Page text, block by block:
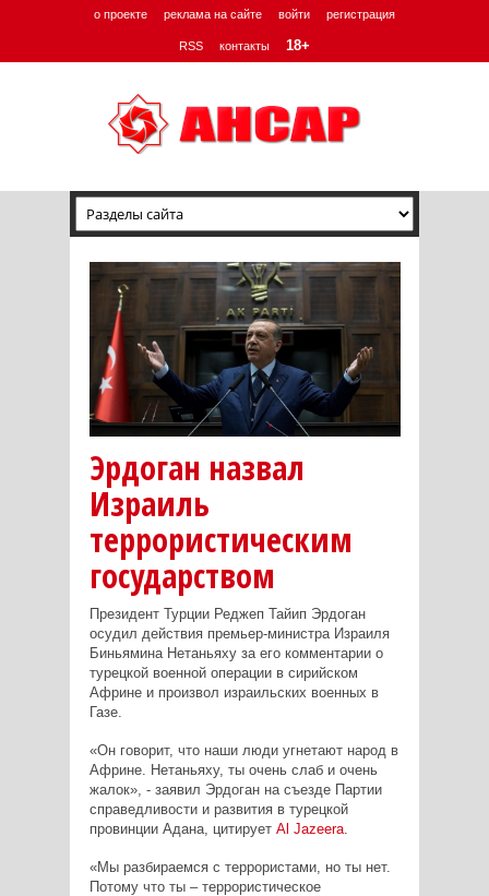
о проекте реклама на сайте войти регистрация
RSS контакты 18+
Эрдоган назвал
Израиль
террористическим
государством
Президент Турции Реджеп Тайип Эрдоган
осудил действия премьер-министра Израиля
Биньямина Нетаньяху за его комментарии о
турецкой военной операции в сирийском
Африне и произвол израильских военных в
Газе.
«Он говорит, что наши люди угнетают народ в
Африне. Нетаньяху, ты очень слаб и очень
жалок», - заявил Эрдоган на съезде Партии
справедливости и развития в турецкой
провинции Адана, цитирует Al Jazeera.
«Мы разбираемся с террористами, но ты нет.
Потому что ты – террористическое